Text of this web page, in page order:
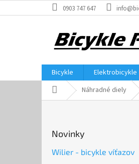
na
0903 747 647
Bicykle Elektrobicykle
DomovNáhradné diely
Novinky
Wilier - bicykle víťazov